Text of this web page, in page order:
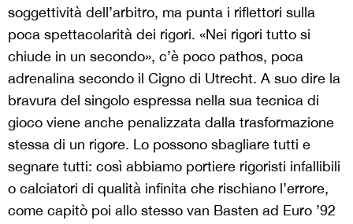
soggettività dell’arbitro, ma punta i riflettori sulla
poca spettacolarità dei rigori. «Nei rigori tutto si
chiude in un secondo», c’è poco pathos, poca
adrenalina secondo il Cigno di Utrecht. A suo dire la
bravura del singolo espressa nella sua tecnica di
gioco viene anche penalizzata dalla trasformazione
stessa di un rigore. Lo possono sbagliare tutti e
segnare tutti: così abbiamo portiere rigoristi infallibili
o calciatori di qualità infinita che rischiano l’errore,
come capitò poi allo stesso van Basten ad Euro ’92